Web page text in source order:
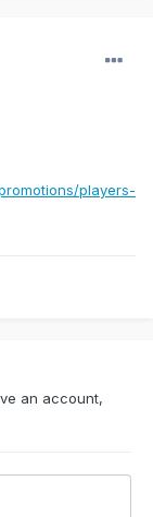
players-
an account,